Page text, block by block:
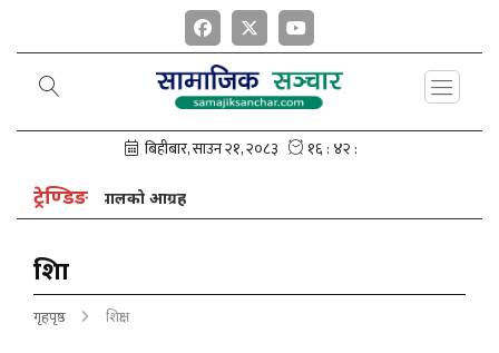
ट्रेण्डिङ
अध्यक्ष नेपालको आग्रह
शिक्षा
गृहपृष्ठ शिक्षा